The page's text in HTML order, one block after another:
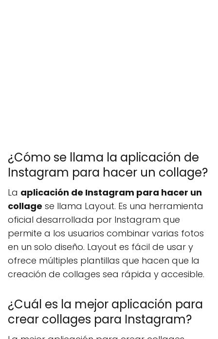
¿Cómo se llama la aplicación de
Instagram para hacer un collage?
La aplicación de Instagram para hacer un
collage se llama Layout. Es una herramienta
oficial desarrollada por Instagram que
permite a los usuarios combinar varias fotos
en un solo diseño. Layout es fácil de usar y
ofrece múltiples plantillas que hacen que la
creación de collages sea rápida y accesible.
¿Cuál es la mejor aplicación para
crear collages para Instagram?